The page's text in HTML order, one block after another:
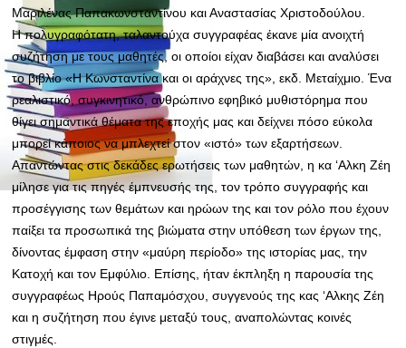
Μαριλένας Παπακωνσταντίνου και Αναστασίας Χριστοδούλου.
Η πολυγραφότατη, ταλαντούχα συγγραφέας έκανε μία ανοιχτή
συζήτηση με τους μαθητές, οι οποίοι είχαν διαβάσει και αναλύσει
το βιβλίο «Η Κωνσταντίνα και οι αράχνες της», εκδ. Μεταίχμιο. Ένα
ρεαλιστικό, συγκινητικό, ανθρώπινο εφηβικό μυθιστόρημα που
θίγει σημαντικά θέματα της εποχής μας και δείχνει πόσο εύκολα
μπορεί κάποιος να μπλεχτεί στον «ιστό» των εξαρτήσεων.
Απαντώντας στις δεκάδες ερωτήσεις των μαθητών, η κα ‘Αλκη Ζέη
μίλησε για τις πηγές έμπνευσής της, τον τρόπο συγγραφής και
προσέγγισης των θεμάτων και ηρώων της και τον ρόλο που έχουν
παίξει τα προσωπικά της βιώματα στην υπόθεση των έργων της,
δίνοντας έμφαση στην «μαύρη περίοδο» της ιστορίας μας, την
Κατοχή και τον Εμφύλιο. Επίσης, ήταν έκπληξη η παρουσία της
συγγραφέως Ηρούς Παπαμόσχου, συγγενούς της κας ‘Αλκης Ζέη
και η συζήτηση που έγινε μεταξύ τους, αναπολώντας κοινές
στιγμές.